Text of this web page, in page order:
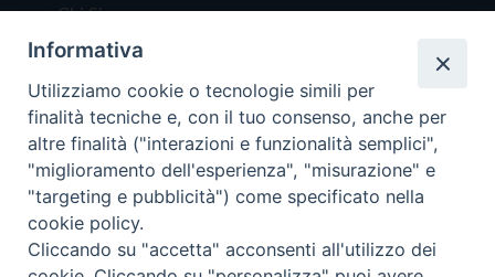
Chi Siamo
Redazione
Scrivici
Copyright © 2019 - Tutti i diritti riservati - Vita
Trentina Editrice
Informativa
Utilizziamo cookie o tecnologie simili per
finalità tecniche e, con il tuo consenso, anche per
altre finalità ("interazioni e funzionalità semplici",
"miglioramento dell'esperienza", "misurazione" e
"targeting e pubblicità") come specificato nella
cookie policy.
Cliccando su "accetta" acconsenti all'utilizzo dei